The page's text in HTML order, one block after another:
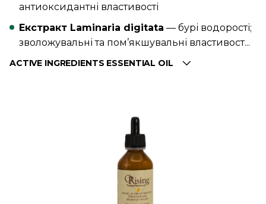
антиоксидантні властивості
Екстракт Laminaria digitata — бурі водорості;
зволожувальні та пом’якшувальні властивост...
ACTIVE INGREDIENTS ESSENTIAL OIL